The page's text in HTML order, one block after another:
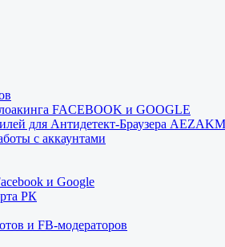
FACEBOOK и GOOGLE
для Антидетект-Браузера
с аккаунтами
и Google
РК
и FB-модераторов